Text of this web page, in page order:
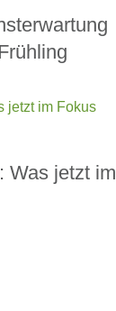
Was jetzt im